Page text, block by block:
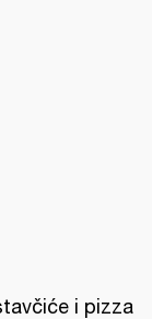
i pizza